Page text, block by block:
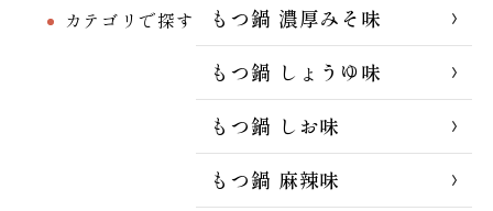
カテゴリで探す
もつ鍋 濃厚みそ味
もつ鍋 しょうゆ味
もつ鍋 しお味
もつ鍋 麻辣味